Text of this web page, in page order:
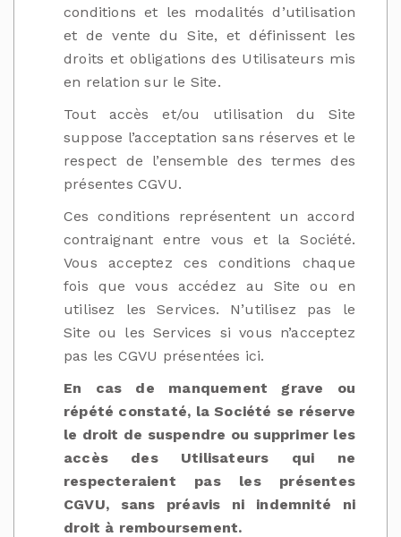
conditions et les modalités d’utilisation
et de vente du Site, et définissent les
droits et obligations des Utilisateurs mis
en relation sur le Site.
Tout accès et/ou utilisation du Site
suppose l’acceptation sans réserves et le
respect de l’ensemble des termes des
présentes CGVU.
Ces conditions représentent un accord
contraignant entre vous et la Société.
Vous acceptez ces conditions chaque
fois que vous accédez au Site ou en
utilisez les Services. N’utilisez pas le
Site ou les Services si vous n’acceptez
pas les CGVU présentées ici.
En cas de manquement grave ou
répété constaté, la Société se réserve
le droit de suspendre ou supprimer les
accès des Utilisateurs qui ne
respecteraient pas les présentes
CGVU, sans préavis ni indemnité ni
droit à remboursement.